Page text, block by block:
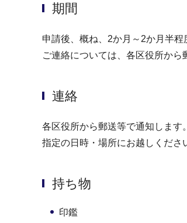
期間
申請後、概ね、2か月～2か月半
ご連絡については、各区役所から
連絡
各区役所から郵送等で通知します。
指定の日時・場所にお越しくださ
持ち物
印鑑